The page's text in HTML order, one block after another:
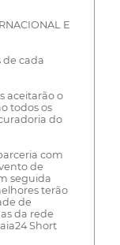
E
de cada
aceitarão o
todos os
do
com
de
seguida
terão
de
da rede
Short